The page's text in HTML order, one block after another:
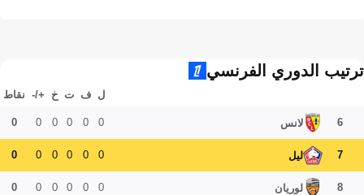
ترتيب الدوري الفرنسي
ل ف ت خ +/- نقاط
6 لانس 0
0
0
0
0
0
7 ليل 0
0
0
0
0
0
8 لوريان 0
0
0
0
0
0